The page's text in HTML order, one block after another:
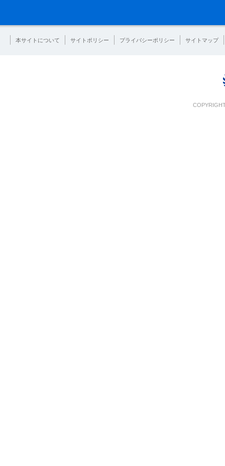
本サイトについて サイトポリシー プライバシーポリシー サイトマップ